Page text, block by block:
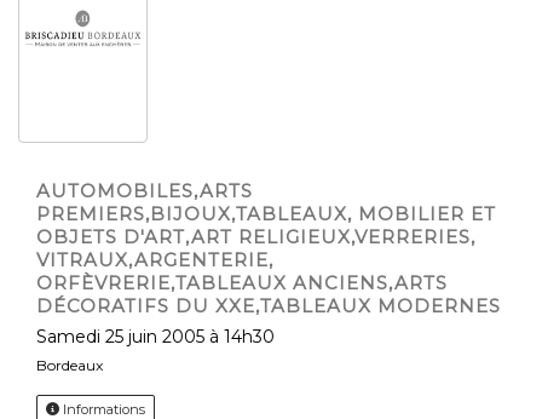
AUTOMOBILES,ARTS
PREMIERS,BIJOUX,TABLEAUX, MOBILIER ET
OBJETS D'ART,ART RELIGIEUX,VERRERIES,
VITRAUX,ARGENTERIE,
ORFÈVRERIE,TABLEAUX ANCIENS,ARTS
DÉCORATIFS DU XXE,TABLEAUX MODERNES
samedi 25 juin 2005 à 14h30
Bordeaux
Informations